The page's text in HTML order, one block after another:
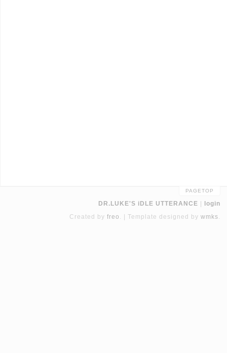
PAGETOP
DR.LUKE'S iDLE UTTERANCE
login
Created by freo . Template designed by wmks.